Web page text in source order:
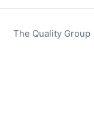
The Quality Group